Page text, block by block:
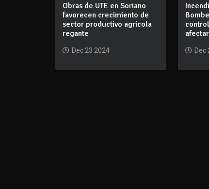
Obras de UTE en Soriano
favorecen crecimiento de
sector productivo agrícola
regante
Dec 23 2024 Dec